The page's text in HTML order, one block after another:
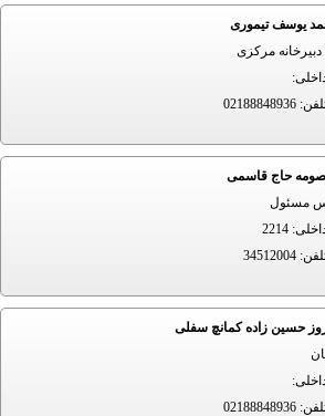
یوسف تیموری
مرکزی
:
:
02188848936
حاج قاسمی
مسئول
:
2214
:
34512004
حسین زاده کمانچ سفلی
:
:
02188848936